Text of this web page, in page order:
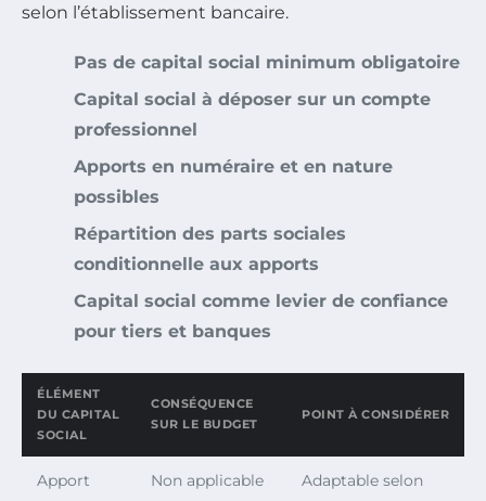
selon l’établissement bancaire.
Pas de capital social minimum obligatoire
Capital social à déposer sur un compte
professionnel
Apports en numéraire et en nature
possibles
Répartition des parts sociales
conditionnelle aux apports
Capital social comme levier de confiance
pour tiers et banques
ÉLÉMENT
DU CAPITAL
SOCIAL
CONSÉQUENCE
SUR LE BUDGET
POINT À CONSIDÉRER
Apport
Non applicable
Adaptable selon